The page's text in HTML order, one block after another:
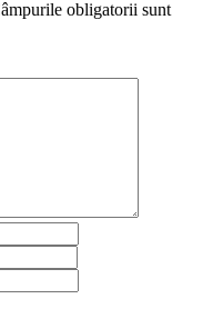
obligatorii sunt